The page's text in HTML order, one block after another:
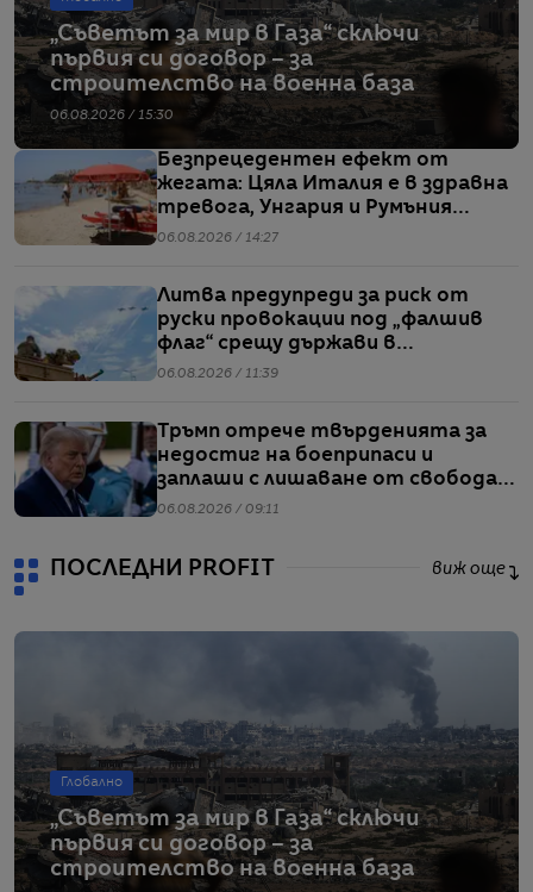
„Съветът за мир в Газа“ сключи
първия си договор – за
строителство на военна база
06.08.2026 / 15:30
Безпрецедентен ефект от
жегата: Цяла Италия е в здравна
тревога, Унгария и Румъния
пестят електричество
06.08.2026 / 14:27
Литва предупреди за риск от
руски провокации под „фалшив
флаг“ срещу държави в
Балтийския регион
06.08.2026 / 11:39
Тръмп отрече твърденията за
недостиг на боеприпаси и
заплаши с лишаване от свобода
хората, които разпространяват
06.08.2026 / 09:11
ПОСЛЕДНИ PROFIT виж още
Глобално
„Съветът за мир в Газа“ сключи
първия си договор – за
строителство на военна база